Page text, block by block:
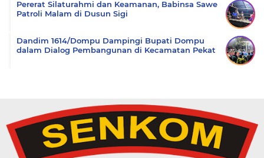
Pererat Silaturahmi dan Keamanan, Babinsa Sawe
Patroli Malam di Dusun Sigi
Dandim 1614/Dompu Dampingi Bupati Dompu
dalam Dialog Pembangunan di Kecamatan Pekat